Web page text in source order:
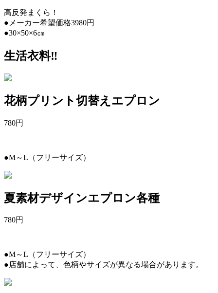
高反発まくら！
●メーカー希望価格3980円
●30×50×6㎝
生活衣料‼︎
花柄プリント切替えエプロン
780円
●M～L（フリーサイズ）
夏素材デザインエプロン各種
780円
●M～L（フリーサイズ）
●店舗によって、色柄やサイズが異なる場合があります。